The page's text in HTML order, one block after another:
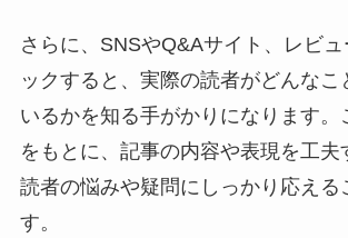
さらに、SNSやQ&Aサイト、レビ
ックすると、実際の読者がどんなこ
いるかを知る手がかりになります。
をもとに、記事の内容や表現を工夫
読者の悩みや疑問にしっかり応える
す。